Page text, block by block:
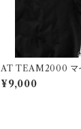
AT TEAM2000 マ
ップストップ ライトジ
¥9,000